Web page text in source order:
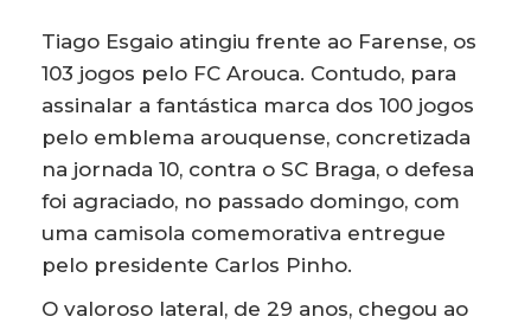
Tiago Esgaio atingiu frente ao Farense, os
103 jogos pelo FC Arouca. Contudo, para
assinalar a fantástica marca dos 100 jogos
pelo emblema arouquense, concretizada
na jornada 10, contra o SC Braga, o defesa
foi agraciado, no passado domingo, com
uma camisola comemorativa entregue
pelo presidente Carlos Pinho.
O valoroso lateral, de 29 anos, chegou ao